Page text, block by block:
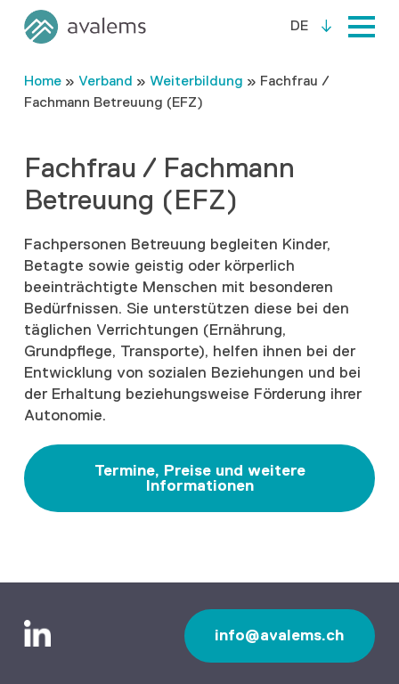
DE
Home» Verband » Weiterbildung » Fachfrau /
Fachmann Betreuung (EFZ)
Fachfrau / Fachmann
Betreuung (EFZ)
Fachpersonen Betreuung begleiten Kinder,
Betagte sowie geistig oder körperlich
beeinträchtigte Menschen mit besonderen
Bedürfnissen. Sie unterstützen diese bei den
täglichen Verrichtungen (Ernährung,
Grundpflege, Transporte), helfen ihnen bei der
Entwicklung von sozialen Beziehungen und bei
der Erhaltung beziehungsweise Förderung ihrer
Autonomie.
Termine, Preise und weitere
Informationen
info@avalems.ch